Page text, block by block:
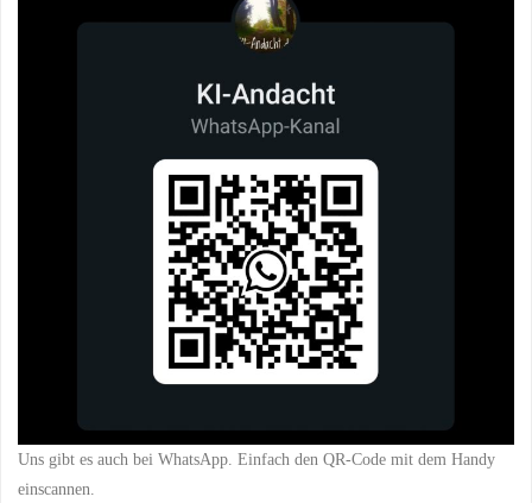
Uns gibt es auch bei WhatsApp. Einfach den QR-Code mit dem Handy
einscannen.